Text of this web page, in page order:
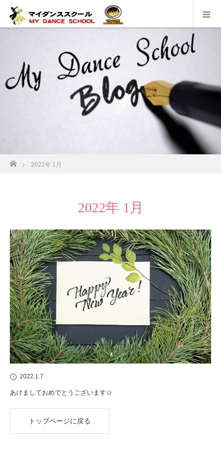
ホーム
2022年 1月
2022年 1月
2022.1.7
あけましておめでとうございます☆
トップページに戻る